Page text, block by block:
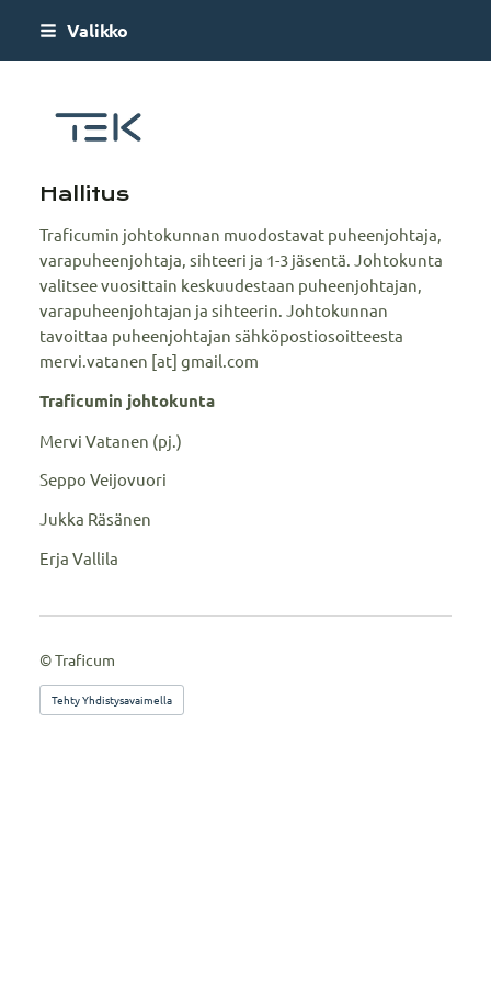
Siirry
Valikko
Traficum
Hallitus
Traficumin johtokunnan muodostavat puheenjohtaja,
varapuheenjohtaja, sihteeri ja 1-3 jäsentä. Johtokunta
valitsee vuosittain keskuudestaan puheenjohtajan,
varapuheenjohtajan ja sihteerin. Johtokunnan
tavoittaa puheenjohtajan sähköpostiosoitteesta
mervi.vatanen [at] gmail.com
Traficumin johtokunta
Mervi Vatanen (pj.)
Seppo Veijovuori
Jukka Räsänen
Erja Vallila
©Traficum
Tehty Yhdistysavaimella